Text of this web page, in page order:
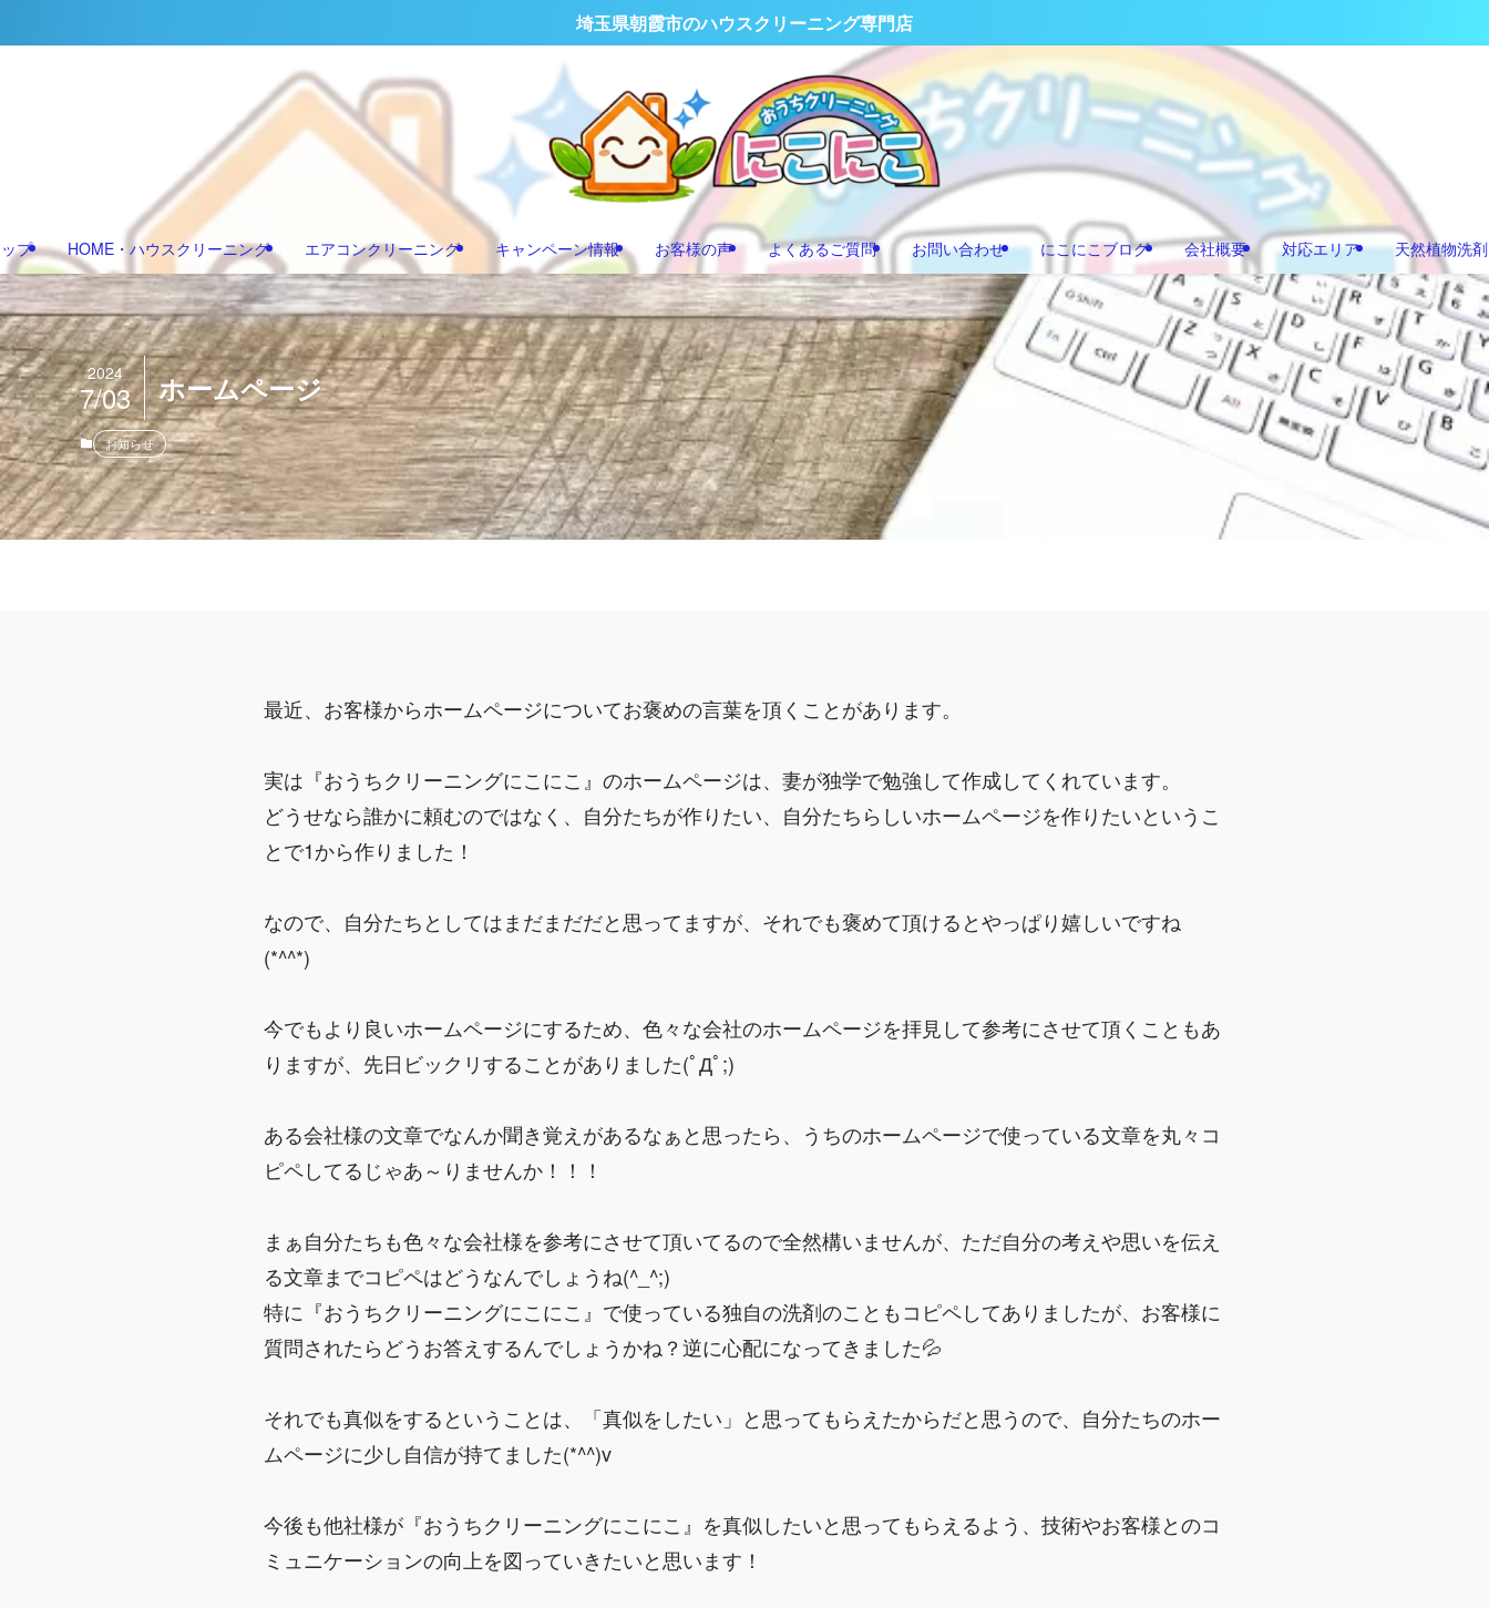
埼玉県朝霞市のハウスクリーニング専門店
プ HOME・ハウスクリーニング エアコンクリーニング キャンペーン情報 お客様の声 よくあるご質問 お問い合わせ にこにこブログ 会社概要 対応エリア 天然植物洗
ホームページ
2024
7/03
お知らせ
最近、お客様からホームページについてお褒めの言葉を頂くことがあります。
実は『おうちクリーニングにこにこ』のホームページは、妻が独学で勉強して作成してくれています。
どうせなら誰かに頼むのではなく、自分たちが作りたい、自分たちらしいホームページを作りたいというこ
とで1から作りました！
なので、自分たちとしてはまだまだだと思ってますが、それでも褒めて頂けるとやっぱり嬉しいですね
(*^^*)
今でもより良いホームページにするため、色々な会社のホームページを拝見して参考にさせて頂くこともあ
りますが、先日ビックリすることがありました(ﾟДﾟ;)
ある会社様の文章でなんか聞き覚えがあるなぁと思ったら、うちのホームページで使っている文章を丸々コ
ピペしてるじゃあ～りませんか！！！
まぁ自分たちも色々な会社様を参考にさせて頂いてるので全然構いませんが、ただ自分の考えや思いを伝え
る文章までコピペはどうなんでしょうね(^_^;)
特に『おうちクリーニングにこにこ』で使っている独自の洗剤のこともコピペしてありましたが、お客様に
質問されたらどうお答えするんでしょうかね？逆に心配になってきました💦
それでも真似をするということは、「真似をしたい」と思ってもらえたからだと思うので、自分たちのホー
ムページに少し自信が持てました(*^^)v
今後も他社様が『おうちクリーニングにこにこ』を真似したいと思ってもらえるよう、技術やお客様とのコ
ミュニケーションの向上を図っていきたいと思います！